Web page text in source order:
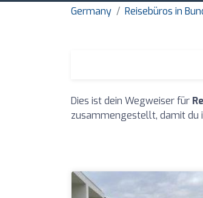
Germany Reisebüros in
Dies ist dein Wegweiser für
zusammengestellt, damit du